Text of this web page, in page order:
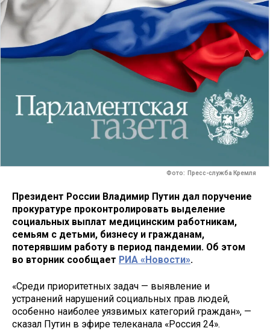
Фото: Пресс-служба Кремля
Президент России Владимир Путин дал поручение
прокуратуре проконтролировать выделение
социальных выплат медицинским работникам,
семьям с детьми, бизнесу и гражданам,
потерявшим работу в период пандемии. Об этом
во вторник сообщает РИА «Новости».
«Среди приоритетных задач — выявление и
устранений нарушений социальных прав людей,
особенно наиболее уязвимых категорий граждан», —
сказал Путин в эфире телеканала «Россия 24».